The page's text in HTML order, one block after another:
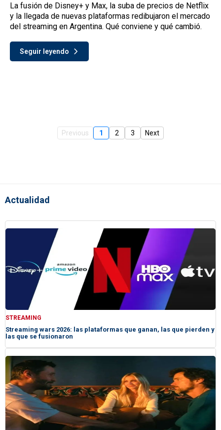
La fusión de Disney+ y Max, la suba de precios de Netflix
y la llegada de nuevas plataformas redibujaron el mercado
del streaming en Argentina. Qué conviene y qué cambió.
Seguir leyendo
Previous 1 2 3 Next
Actualidad
STREAMING
Streaming wars 2026: las plataformas que ganan, las que pierden y
las que se fusionaron